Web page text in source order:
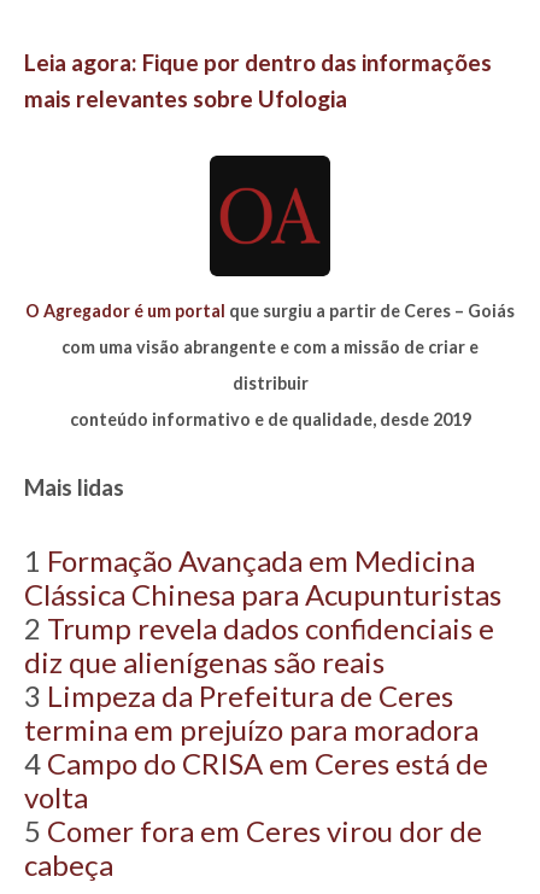
Leia agora: Fique por dentro das informações
mais relevantes sobre Ufologia
O Agregador é um portal que surgiu a partir de Ceres – Goiás
com uma visão abrangente e com a missão de criar e
distribuir
conteúdo informativo e de qualidade, desde 2019
Mais lidas
1 Formação Avançada em Medicina
Clássica Chinesa para Acupunturistas
2 Trump revela dados confidenciais e
diz que alienígenas são reais
3 Limpeza da Prefeitura de Ceres
termina em prejuízo para moradora
4 Campo do CRISA em Ceres está de
volta
5 Comer fora em Ceres virou dor de
cabeça